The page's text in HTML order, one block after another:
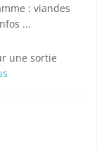
: viandes
...
une sortie